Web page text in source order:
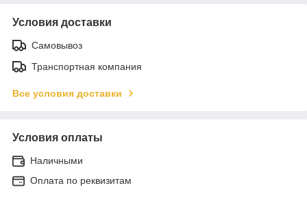
Условия доставки
Самовывоз
Транспортная компания
Все условия доставки
Условия оплаты
Наличными
Оплата по реквизитам